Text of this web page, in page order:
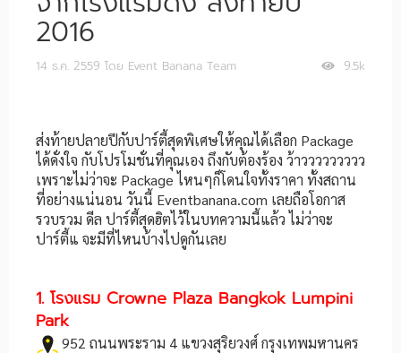
2016
9.5k
14 ธ.ค. 2559 โดย Event Banana Team
ส่งท้ายปลายปีกับปาร์ตี้สุดพิเศษให้คุณได้เลือก Package
ได้ดั่งใจ กับโปรโมชั่นที่คุณเอง ถึงกับต้องร้อง ว้าววววววววว
เพราะไม่ว่าจะ Package ไหนๆก็โดนใจทั้งราคา ทั้งสถาน
ที่อย่างแน่นอน วันนี้ Eventbanana.com เลยถือโอกาส
รวบรวม ดีล ปาร์ตี้สุดฮิตไว้ในบทความนี้แล้ว ไม่ว่าจะ
ปาร์ตี้แ จะมีที่ไหนบ้างไปดูกันเลย
1. โรงแรม Crowne Plaza Bangkok Lumpini
Park
952 ถนนพระราม 4 แขวงสุริยวงศ์ กรุงเทพมหานคร